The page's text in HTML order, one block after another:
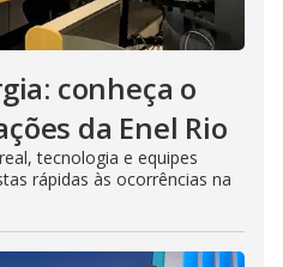
conheça o
da Enel Rio
tecnologia e equipes
rápidas às ocorrências na